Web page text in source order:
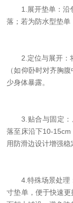
1.展开垫单：沿包
落；若为防水型垫单
2.定位与展开：将
（如仰卧时对齐胸
少身体暴露。
3.贴合与固定：
落至床沿下10-15cm
用防滑边设计增强稳
4.特殊场景处理：
寸垫单，便于快速更